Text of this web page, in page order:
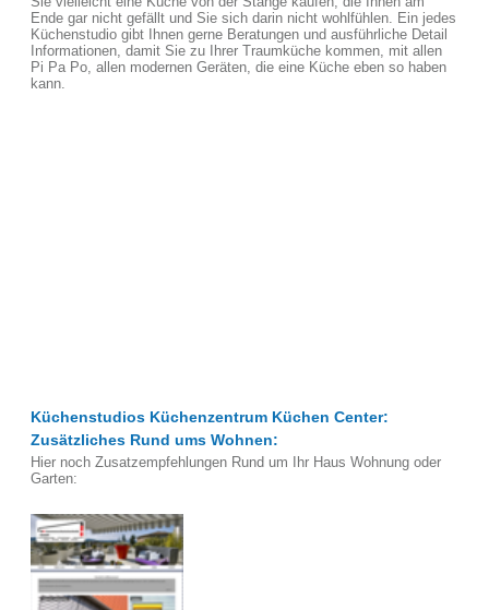
Ende gar nicht gefällt und Sie sich darin nicht wohlfühlen. Ein jedes
Küchenstudio gibt Ihnen gerne Beratungen und ausführliche Detail
Informationen, damit Sie zu Ihrer Traumküche kommen, mit allen
Pi Pa Po, allen modernen Geräten, die eine Küche eben so haben
kann.
Küchenstudios Küchenzentrum Küchen Center:
Zusätzliches Rund ums Wohnen:
Hier noch Zusatzempfehlungen Rund um Ihr Haus Wohnung oder
Garten: